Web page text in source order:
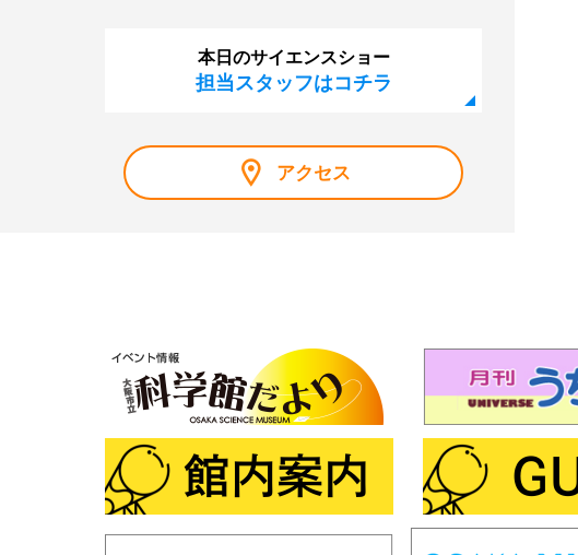
本日のサイエンスショー
担当スタッフはコチラ
アクセス